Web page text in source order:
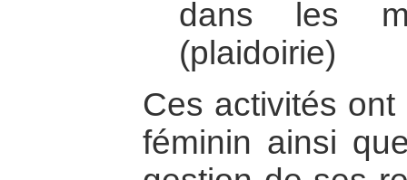
dans les
(plaidoirie)
Ces activités
féminin ainsi